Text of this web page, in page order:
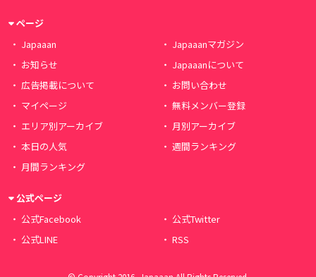
ページ
Japaaan
Japaaanマガジン
お知らせ
Japaaanについて
広告掲載について
お問い合わせ
マイページ
無料メンバー登録
エリア別アーカイブ
月別アーカイブ
本日の人気
週間ランキング
月間ランキング
公式ページ
公式Facebook
公式Twitter
公式LINE
RSS